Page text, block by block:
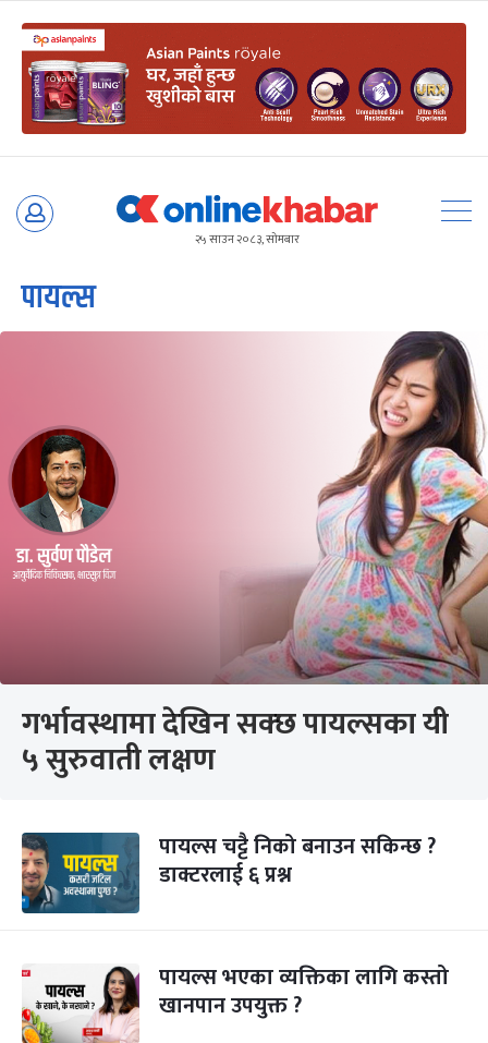
Skip
२५ साउन २०८३, सोमबार
पायल्स
गर्भावस्थामा देखिन सक्छ पायल्सका यी
५ सुरुवाती लक्षण
पायल्स चट्टै निको बनाउन सकिन्छ ?
डाक्टरलाई ६ प्रश्न
पायल्स भएका व्यक्तिका लागि कस्तो
खानपान उपयुक्त ?